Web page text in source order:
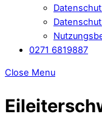
0271 6819887
Close Menu